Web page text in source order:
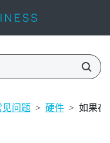
问题 > 硬件 > 如果在